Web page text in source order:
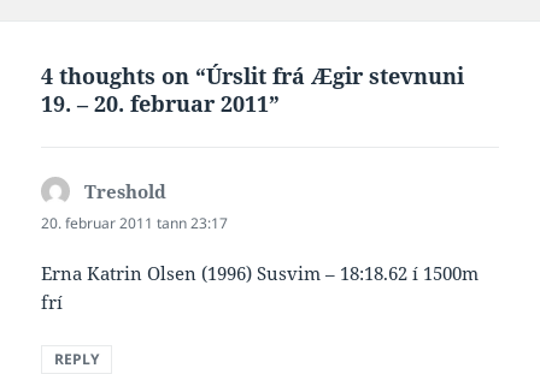
4 thoughts on “Úrslit frá Ægir stevnuni
19. – 20. februar 2011”
Treshold
20. februar 2011 tann 23:17
Erna Katrin Olsen (1996) Susvim – 18:18.62 í 1500m
frí
REPLY